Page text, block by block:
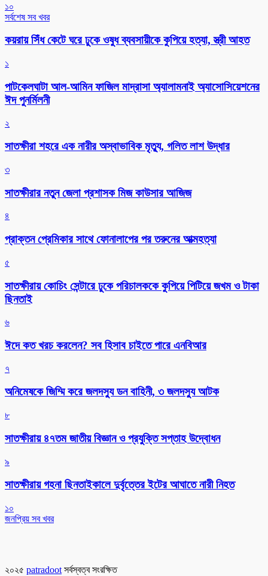
১০
সর্বশেষ সব খবর
কয়রায় সিঁধ কেটে ঘরে ঢুকে ওষুধ ব্যবসায়ীকে কুপিয়ে হত্যা, স্ত্রী আহত
১
পাটকেলঘাটা আল-আমিন ফাজিল মাদ্রাসা অ্যালামনাই অ্যাসোসিয়েশনের
ঈদ পুনর্মিলনী
২
সাতক্ষীরা শহরে এক নারীর অস্বাভাবিক মৃত্যু, গলিত লাশ উদ্ধার
৩
সাতক্ষীরার নতুন জেলা প্রশাসক মিজ কাউসার আজিজ
৪
প্রাক্তন প্রেমিকার সাথে ফোনালাপের পর তরুনের আত্মহত্যা
৫
সাতক্ষীরায় কোচিং সেন্টারে ঢুকে পরিচালককে কুপিয়ে পিটিয়ে জখম ও টাকা
ছিনতাই
৬
ঈদে কত খরচ করলেন? সব হিসাব চাইতে পারে এনবিআর
৭
অনিমেষকে জিম্মি করে জলদস্যু ডন বাহিনী, ৩ জলদস্যু আটক
৮
সাতক্ষীরায় ৪৭তম জাতীয় বিজ্ঞান ও প্রযুক্তি সপ্তাহ উদ্বোধন
৯
সাতক্ষীরায় গহনা ছিনতাইকালে দুর্বৃত্তের ইটের আঘাতে নারী নিহত
১০
জনপ্রিয় সব খবর
২০২৫ patradoot সর্বস্বত্ব সংরক্ষিত